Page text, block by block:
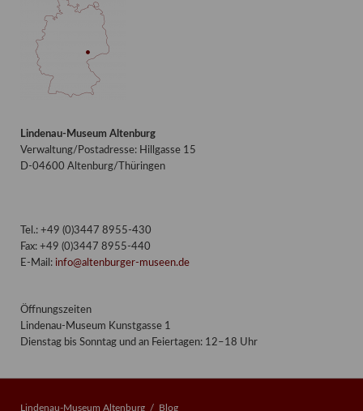
Lindenau-Museum Altenburg
Verwaltung/Postadresse: Hillgasse 15
D-04600 Altenburg/Thüringen
Tel.: +49 (0)3447 8955-430
Fax: +49 (0)3447 8955-440
E-Mail: info@altenburger-museen.de
Öffnungszeiten
Lindenau-Museum Kunstgasse 1
Dienstag bis Sonntag und an Feiertagen: 12–18 Uhr
Lindenau-Museum Altenburg Blog